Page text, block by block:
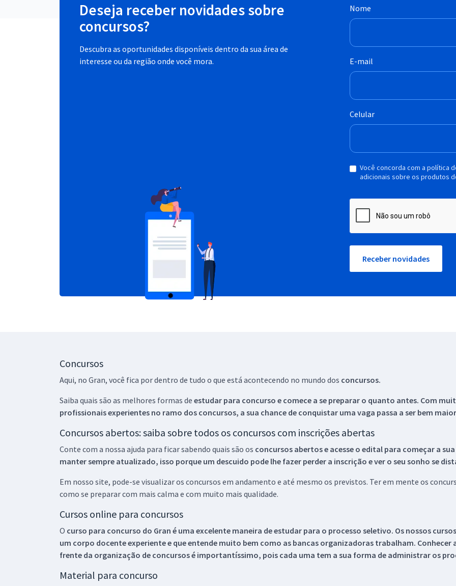
Deseja receber novidades sobre
concursos?
Descubra as oportunidades disponíveis dentro da sua área de
interesse ou da região onde você mora.
Nome
E-mail
Celular
Você concorda com a política
adicionais sobre os produtos
Receber novidades
Concursos
Aqui, no Gran, você fica por dentro de tudo o que está acontecendo no mundo dos concursos.
Saiba quais são as melhores formas de estudar para concurso e comece a se preparar o quanto antes. Com
profissionais experientes no ramo dos concursos, a sua chance de conquistar uma vaga passa a ser bem
Concursos abertos: saiba sobre todos os concursos com inscrições abertas
Conte com a nossa ajuda para ficar sabendo quais são os concursos abertos e acesse o edital para começar a
manter sempre atualizado, isso porque um descuido pode lhe fazer perder a inscrição e ver o seu sonho se
Em nosso site, pode-se visualizar os concursos em andamento e até mesmo os previstos. Ter em mente os
como se preparar com mais calma e com muito mais qualidade.
Cursos online para concursos
O curso para concurso do Gran é uma excelente maneira de estudar para o processo seletivo. Os nossos
um corpo docente experiente e que entende muito bem como as bancas organizadoras trabalham.
frente da organização de concursos é importantíssimo, pois cada uma tem a sua forma de administrar os
Material para concurso